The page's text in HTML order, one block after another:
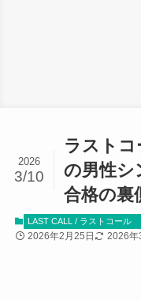
ラストコ
の男性シ
合格の裏
2026
3/10
LAST CALL / ラストコール
2026年2月25日 2026年